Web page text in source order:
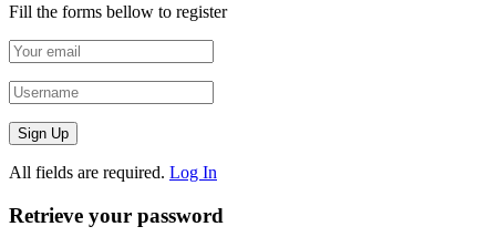
Fill the forms bellow to register
All fields are required. Log In
Retrieve your password